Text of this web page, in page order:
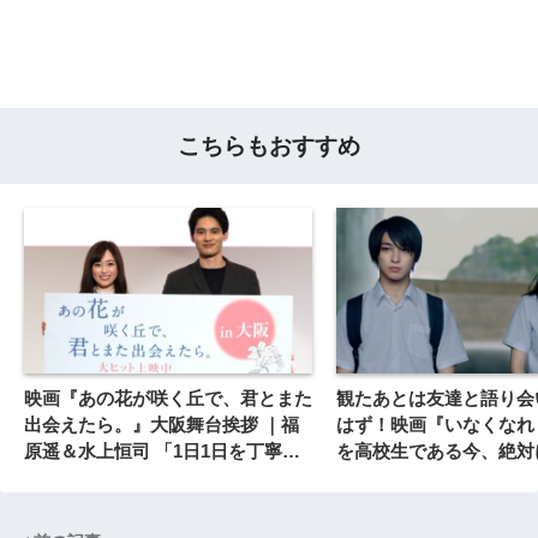
こちらもおすすめ
映画『あの花が咲く丘で、君とまた
出会えたら。』大阪舞台挨拶 ｜福
原遥＆水上恒司 「1日1日を丁寧に
観たあとは友達と語り
はず！映画『いなくな
を高校生である今、絶